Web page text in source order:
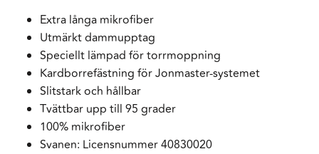
Extra långa mikrofiber
Utmärkt dammupptag
Speciellt lämpad för torrmoppning
Kardborrefästning för Jonmaster-systemet
Slitstark och hållbar
Tvättbar upp till 95 grader
100% mikrofiber
Svanen: Licensnummer 40830020